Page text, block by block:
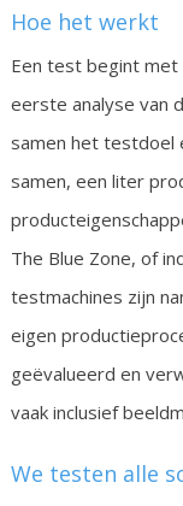
Hoe het werkt
Een test begint met
eerste analyse van
samen het testdoel
samen, een liter
The Blue Zone, of
testmachines zijn
eigen
geëvalueerd en
vaak inclusief
We testen alle